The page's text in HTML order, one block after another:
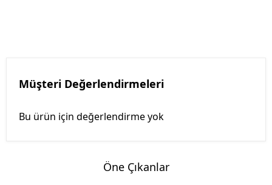
Müşteri Değerlendirmeleri
Bu ürün için değerlendirme yok
Öne Çıkanlar